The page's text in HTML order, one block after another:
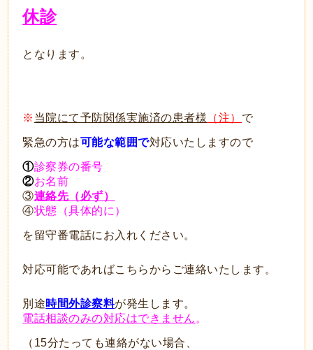
休診
となります。
※ 当院にて予防関係実施済の患者様 （注） で
緊急の方は可能な範囲で対応いたしますので
①診察券の番号
②お名前
③連絡先（必ず）
④状態（具体的に）
を留守番電話にお入れください。
対応可能であればこちらからご連絡いたします。
別途時間外診察料が発生します。
電話相談のみの対応はできません 。
（15分たっても連絡がない場合、